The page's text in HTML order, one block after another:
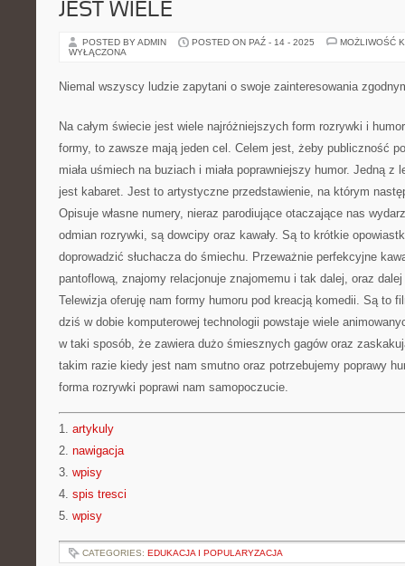
JEST WIELE
POSTED BY ADMIN POSTED ON PAŹ - 14 - 2025
MOŻLIWOŚĆ
WYŁĄCZONA
Niemal wszyscy ludzie zapytani o swoje zainteresowania
Na całym świecie jest wiele najróżniejszych form rozrywki i
formy, to zawsze mają jeden cel. Celem jest, żeby publiczność
miała uśmiech na buziach i miała poprawniejszy humor. Jedną z
jest kabaret. Jest to artystyczne przedstawienie, na którym
Opisuje własne numery, nieraz parodiujące otaczające nas
odmian rozrywki, są dowcipy oraz kawały. Są to krótkie
doprowadzić słuchacza do śmiechu. Przeważnie perfekcyjne
pantoflową, znajomy relacjonuje znajomemu i tak dalej, oraz
Telewizja oferuję nam formy humoru pod kreacją komedii. Są to
dziś w dobie komputerowej technologii powstaje wiele
w taki sposób, że zawiera dużo śmiesznych gagów oraz
takim razie kiedy jest nam smutno oraz potrzebujemy poprawy
forma rozrywki poprawi nam samopoczucie.
1. artykuly
2. nawigacja
3. wpisy
4. spis tresci
5. wpisy
CATEGORIES: EDUKACJA I POPULARYZACJA